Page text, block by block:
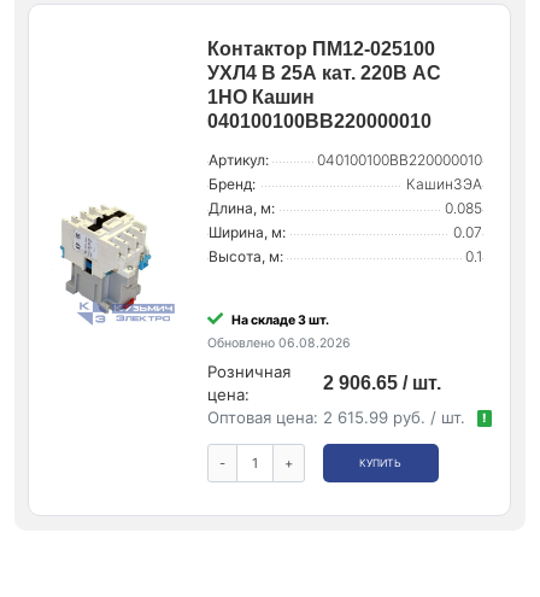
Контактор ПМ12-025100
УХЛ4 В 25А кат. 220В AC
1НО Кашин
040100100ВВ220000010
Артикул:
040100100ВВ220000010
Бренд:
КашинЗЭА
Длина, м:
0.085
Ширина, м:
0.07
Высота, м:
0.1
На складе 3 шт.
Обновлено 06.08.2026
Розничная
цена:
2 906.65 / шт.
Оптовая цена: 2 615.99 руб. / шт. !
- + КУПИТЬ